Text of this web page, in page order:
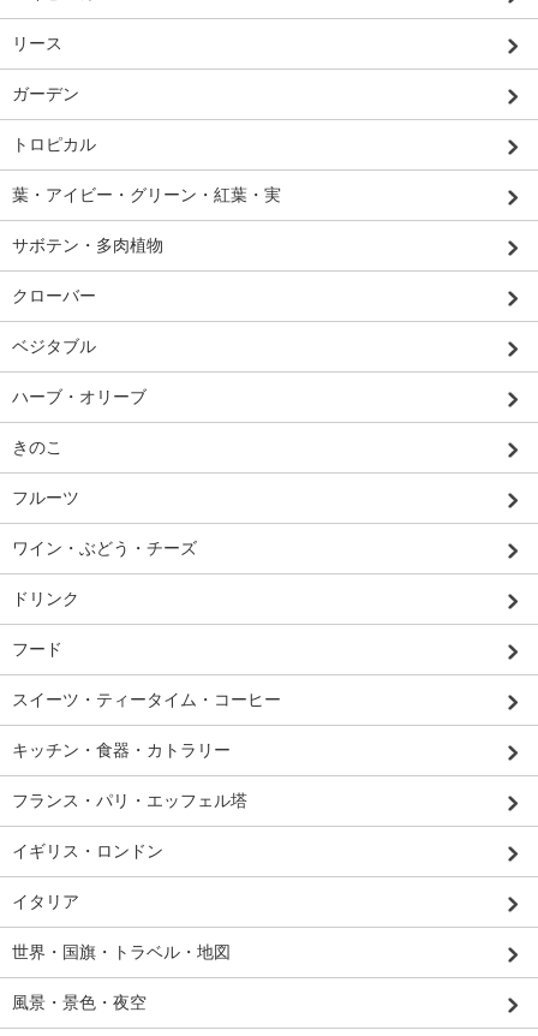
リース
ガーデン
トロピカル
葉・アイビー・グリーン・紅葉・実
サボテン・多肉植物
クローバー
ベジタブル
ハーブ・オリーブ
きのこ
フルーツ
ワイン・ぶどう・チーズ
ドリンク
フード
スイーツ・ティータイム・コーヒー
キッチン・食器・カトラリー
フランス・パリ・エッフェル塔
イギリス・ロンドン
イタリア
世界・国旗・トラベル・地図
風景・景色・夜空